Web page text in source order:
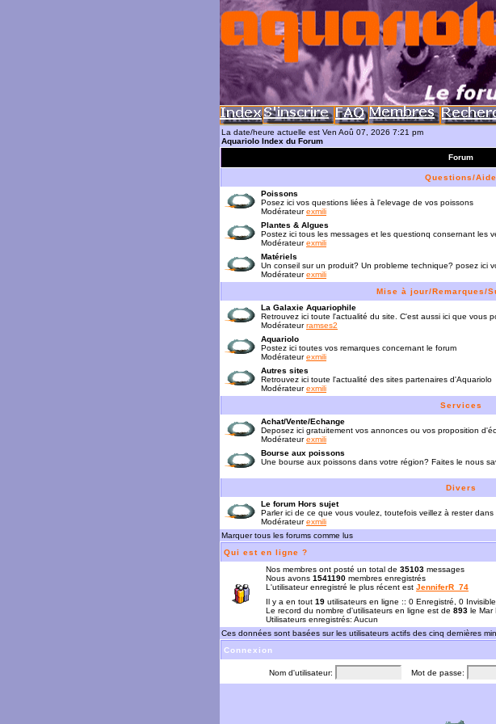
La date/heure actuelle est Ven Aoû 07, 2026 7:21 pm
Aquariolo Index du Forum
Forum
Questions/Aide
Poissons
Posez ici vos questions liées à l'elevage de vos poissons
Modérateurexmili
Plantes & Algues
Postez ici tous les messages et les questionq consernant les
Modérateurexmili
Matériels
Un conseil sur un produit? Un probleme technique? posez ici
Modérateurexmili
Mise à jour/Remarques/
La Galaxie Aquariophile
Retrouvez ici toute l'actualité du site. C'est aussi ici que vous
Modérateurramses2
Aquariolo
Postez ici toutes vos remarques concernant le forum
Modérateurexmili
Autres sites
Retrouvez ici toute l'actualité des sites partenaires d'Aquariolo
Modérateurexmili
Services
Achat/Vente/Echange
Deposez ici gratuitement vos annonces ou vos proposition
Modérateurexmili
Bourse aux poissons
Une bourse aux poissons dans votre région? Faites le nous
Divers
Le forum Hors sujet
Parler ici de ce que vous voulez, toutefois veillez à rester dans
Modérateurexmili
Marquer tous les forums comme lus
Qui est en ligne ?
Nos membres ont posté un total de 35103 messages
Nous avons 1541190 membres enregistrés
L'utilisateur enregistré le plus récent est JenniferR_74
Il y a en tout 19 utilisateurs en ligne :: 0 Enregistré, 0
Le record du nombre d'utilisateurs en ligne est de 893 le Mar
Utilisateurs enregistrés: Aucun
Ces données sont basées sur les utilisateurs actifs des cinq dernières
Connexion
Nom d'utilisateur: Mot de passe: